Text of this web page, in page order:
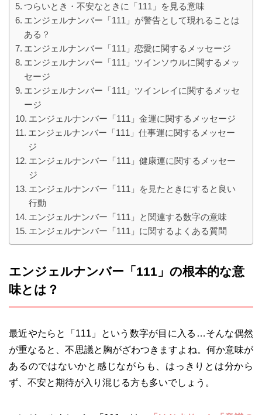
つらいとき・不安なときに「111」を見る意味
エンジェルナンバー「111」が警告として現れることは
ある？
エンジェルナンバー「111」恋愛に関するメッセージ
エンジェルナンバー「111」ツインソウルに関するメッ
セージ
エンジェルナンバー「111」ツインレイに関するメッセ
ージ
エンジェルナンバー「111」金運に関するメッセージ
エンジェルナンバー「111」仕事運に関するメッセー
ジ
エンジェルナンバー「111」健康運に関するメッセー
ジ
エンジェルナンバー「111」を見たときにすると良い
行動
エンジェルナンバー「111」と関連する数字の意味
エンジェルナンバー「111」に関するよくある質問
エンジェルナンバー「111」の根本的な意
味とは？
最近やたらと「111」という数字が目に入る…そんな偶然
が重なると、不思議と胸がざわつきますよね。何か意味が
あるのではないかと感じながらも、はっきりとは分から
ず、不安と期待が入り混じる方も多いでしょう。